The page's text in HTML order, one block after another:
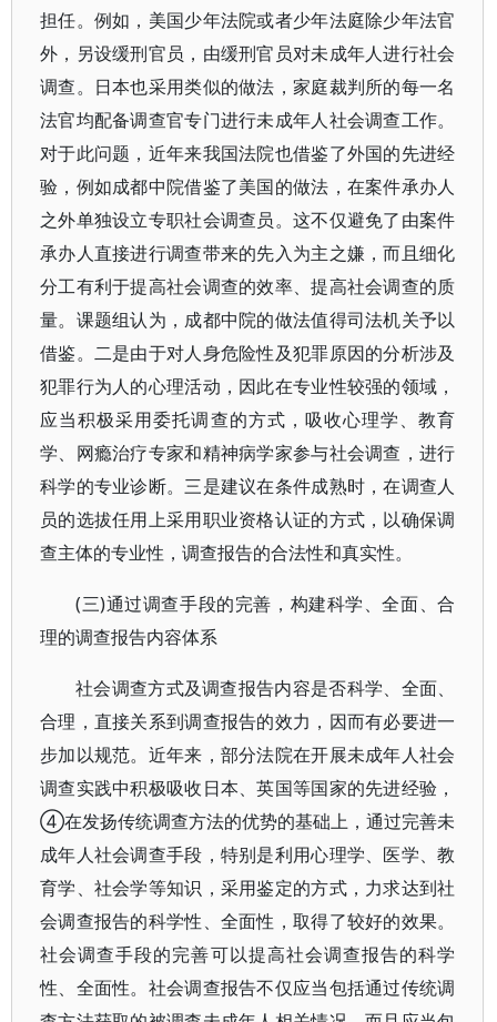
担任。例如，美国少年法院或者少年法庭除少年法官
外，另设缓刑官员，由缓刑官员对未成年人进行社会
调查。日本也采用类似的做法，家庭裁判所的每一名
法官均配备调查官专门进行未成年人社会调查工作。
对于此问题，近年来我国法院也借鉴了外国的先进经
验，例如成都中院借鉴了美国的做法，在案件承办人
之外单独设立专职社会调查员。这不仅避免了由案件
承办人直接进行调查带来的先入为主之嫌，而且细化
分工有利于提高社会调查的效率、提高社会调查的质
量。课题组认为，成都中院的做法值得司法机关予以
借鉴。二是由于对人身危险性及犯罪原因的分析涉及
犯罪行为人的心理活动，因此在专业性较强的领域，
应当积极采用委托调查的方式，吸收心理学、教育
学、网瘾治疗专家和精神病学家参与社会调查，进行
科学的专业诊断。三是建议在条件成熟时，在调查人
员的选拔任用上采用职业资格认证的方式，以确保调
查主体的专业性，调查报告的合法性和真实性。
(三)通过调查手段的完善，构建科学、全面、合
理的调查报告内容体系
社会调查方式及调查报告内容是否科学、全面、
合理，直接关系到调查报告的效力，因而有必要进一
步加以规范。近年来，部分法院在开展未成年人社会
调查实践中积极吸收日本、英国等国家的先进经验，
④在发扬传统调查方法的优势的基础上，通过完善未
成年人社会调查手段，特别是利用心理学、医学、教
育学、社会学等知识，采用鉴定的方式，力求达到社
会调查报告的科学性、全面性，取得了较好的效果。
社会调查手段的完善可以提高社会调查报告的科学
性、全面性。社会调查报告不仅应当包括通过传统调